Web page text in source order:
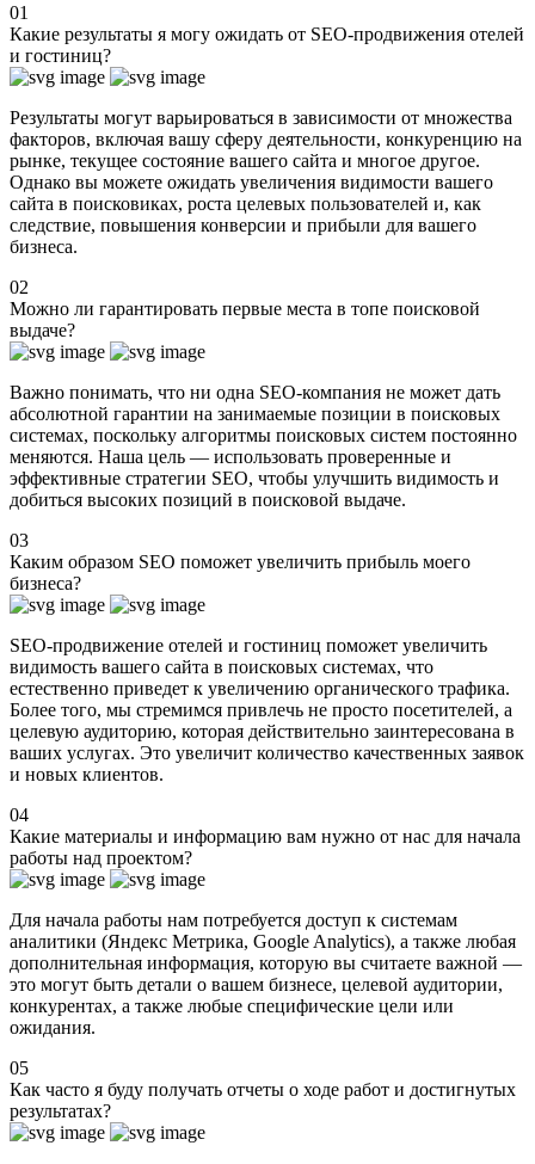
01
Какие результаты я могу ожидать от SEO-продвижения отелей
и гостиниц?
Результаты могут варьироваться в зависимости от множества
факторов, включая вашу сферу деятельности, конкуренцию на
рынке, текущее состояние вашего сайта и многое другое.
Однако вы можете ожидать увеличения видимости вашего
сайта в поисковиках, роста целевых пользователей и, как
следствие, повышения конверсии и прибыли для вашего
бизнеса.
02
Можно ли гарантировать первые места в топе поисковой
выдаче?
Важно понимать, что ни одна SEO-компания не может дать
абсолютной гарантии на занимаемые позиции в поисковых
системах, поскольку алгоритмы поисковых систем постоянно
меняются. Наша цель — использовать проверенные и
эффективные стратегии SEO, чтобы улучшить видимость и
добиться высоких позиций в поисковой выдаче.
03
Каким образом SEO поможет увеличить прибыль моего
бизнеса?
SEO-продвижение отелей и гостиниц поможет увеличить
видимость вашего сайта в поисковых системах, что
естественно приведет к увеличению органического трафика.
Более того, мы стремимся привлечь не просто посетителей, а
целевую аудиторию, которая действительно заинтересована в
ваших услугах. Это увеличит количество качественных заявок
и новых клиентов.
04
Какие материалы и информацию вам нужно от нас для начала
работы над проектом?
Для начала работы нам потребуется доступ к системам
аналитики (Яндекс Метрика, Google Analytics), а также любая
дополнительная информация, которую вы считаете важной —
это могут быть детали о вашем бизнесе, целевой аудитории,
конкурентах, а также любые специфические цели или
ожидания.
05
Как часто я буду получать отчеты о ходе работ и достигнутых
результатах?